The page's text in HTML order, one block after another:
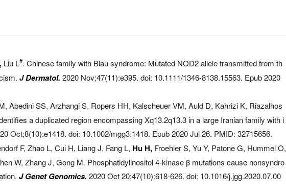
, Liu L#. Chinese family with Blau syndrome: Mutated NOD2 allele transmitted from th
JDermatol. 2020 Nov;47(11):e395. doi: 10.1111/1346-8138.15563. Epub 2020
Abedini SS, Arzhangi S, Ropers HH, Kalscheuer VM, Auld D, Kahrizi K, Riazalhos
a duplicated region encompassing Xq13.2q13.3 in a large Iranian family with i
Oct;8(10):e1418. doi: 10.1002/mgg3.1418. Epub 2020 Jul 26. PMID: 32715656.
F, Zhao L, Cui H, Liang J, Fang L, Hu H, Froehler S, Yu Y, Patone G, Hummel O,
W, Zhang J, Gong M. Phosphatidylinositol 4-kinase β mutations cause nonsyndro
J Genet Genomics. 2020 Oct 20;47(10):618-626. doi: 10.1016/j.jgg.2020.07.00